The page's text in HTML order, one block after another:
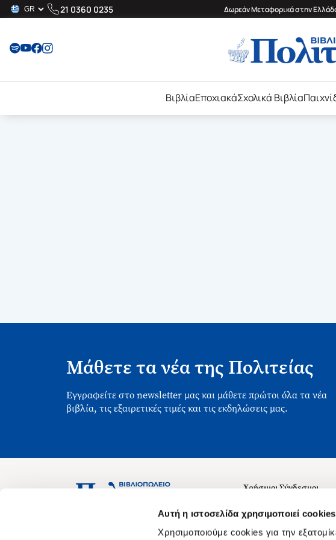
Αυτή η ιστοσελίδα χρησιμοποιεί cookies
Χρησιμοποιούμε cookies για την
21 0360 0235 Δωρεάν Μεταφορικά στην
ΒιβλίαΕποχιακάΣχολικά Βιβλία
Μάθετε τα νέα της Πολιτείας
Εγγραφείτε στο newsletter μας και μάθετε πρώτοι όλα τα νέα
βιβλία, τις εξαιρετικές τιμές και τις εκδηλώσεις μας.
Ασκληπιού 1-3, Αθήνα 106 79
Χρήσιμοι Σύνδεσμοι
Σχετικά με εμάς
Θέσεις Εργασίας